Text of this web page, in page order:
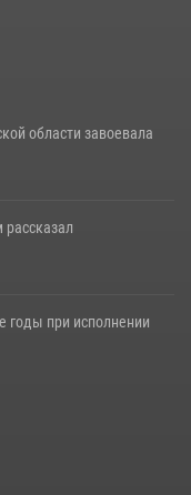
области завоевала
годы при исполнении